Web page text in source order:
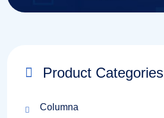
Product Categories
Columna